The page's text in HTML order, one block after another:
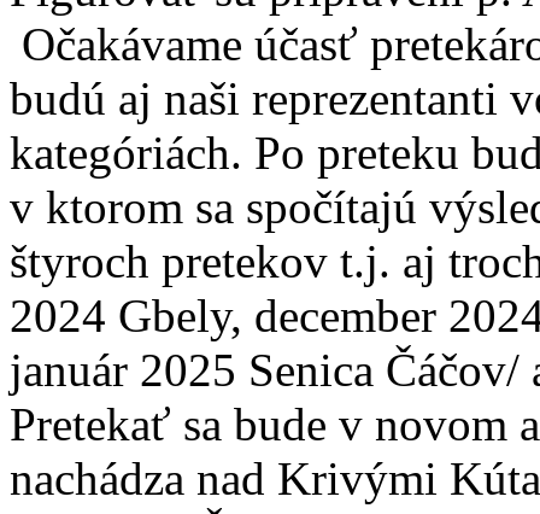
Očakávame účasť
budú aj naši reprezentanti
kategóriách. Po preteku
v ktorom sa spočítajú
štyroch pretekov t.j. aj
2024 Gbely, december
január 2025 Senica Čáčov/
Pretekať sa bude v novom
nachádza nad Krivými